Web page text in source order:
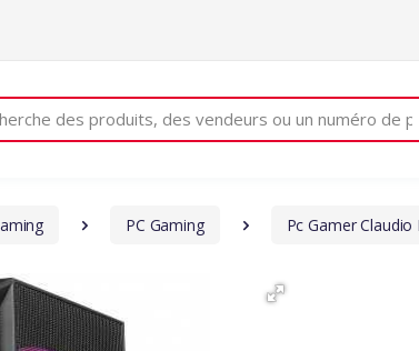
PC Gaming Pc Gamer Claudio